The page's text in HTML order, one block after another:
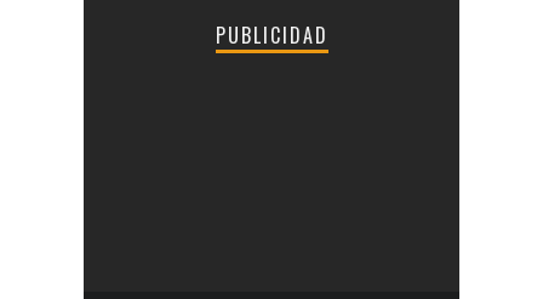
PUBLICIDAD